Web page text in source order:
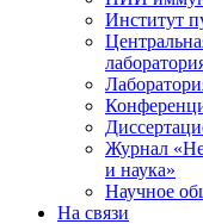
Институт
Журнал
и наука»
Научное
На связи